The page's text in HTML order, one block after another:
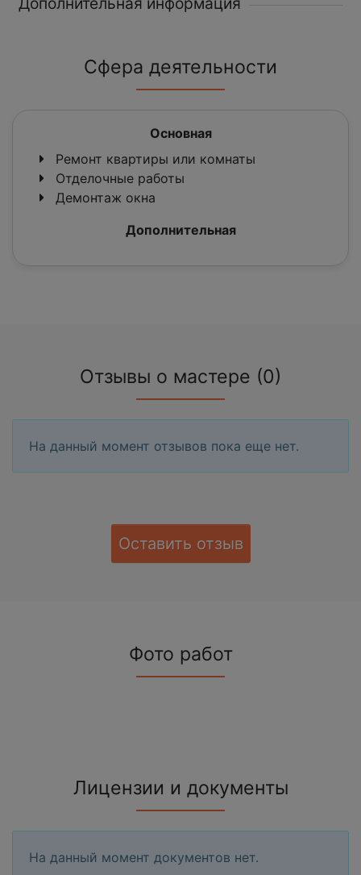
Сфера деятельности
Основная
Ремонт квартиры или комнаты
Отделочные работы
Демонтаж окна
Дополнительная
Отзывы о мастере (0)
На данный момент отзывов пока еще нет.
Оставить отзыв
Фото работ
Лицензии и документы
На данный момент документов нет.